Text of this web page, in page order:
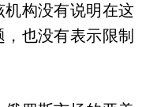
构没有说明在这
也没有表示限制